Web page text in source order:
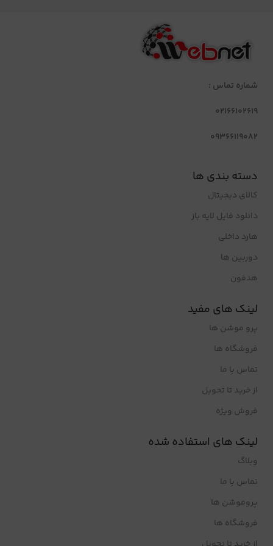
شماره تماس :
02166102619
09366119082
دسته بندی ها
کالای دیجیتال
دانلود فایل لایه باز
هارد داخلی
دوربین ها
هدفون
لینک های مفید
پرو موشن ها
فروشگاه ها
تماس با ما
از خرید تا تحویل
فروش ویژه
لینک های استفاده شده
وبلاگ
تماس با ما
پروموشن ها
فروشگاه ها